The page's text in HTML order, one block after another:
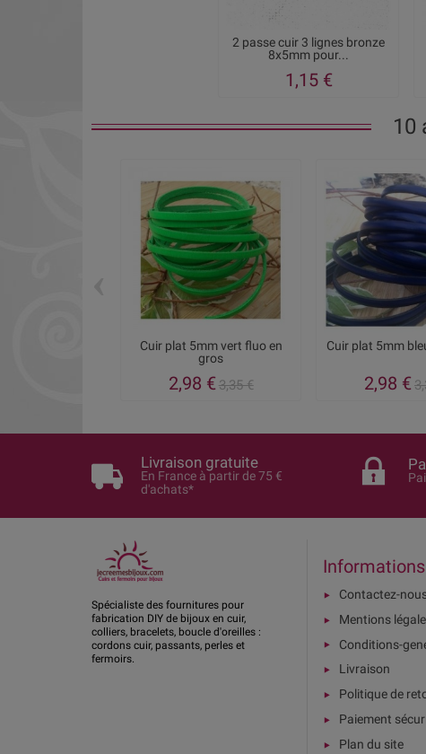
2 passe cuir 3 lignes bronze
8x5mm pour...
1,15 €
10
Cuir plat 5mm vert fluo en
gros
2,98 €3,35 €
Cuir plat 5mm
2,98 €
Livraison gratuite
En France à partir de 75 €
d'achats*
Spécialiste des fournitures pour
fabrication DIY de bijoux en cuir,
colliers, bracelets, boucle d'oreilles :
cordons cuir, passants, perles et
fermoirs.
Informations
Contactez-
Mentions
Conditions-
Livraison
Politique de
Paiement
Plan du site